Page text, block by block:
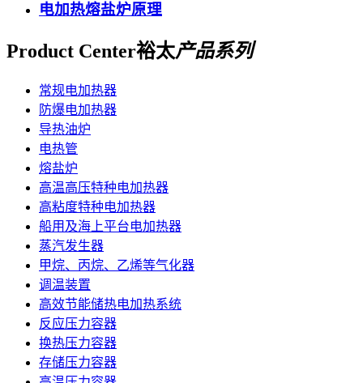
电加热熔盐炉原理
Product Center裕太产品系列
常规电加热器
防爆电加热器
导热油炉
电热管
熔盐炉
高温高压特种电加热器
高粘度特种电加热器
船用及海上平台电加热器
蒸汽发生器
甲烷、丙烷、乙烯等气化器
调温装置
高效节能储热电加热系统
反应压力容器
换热压力容器
存储压力容器